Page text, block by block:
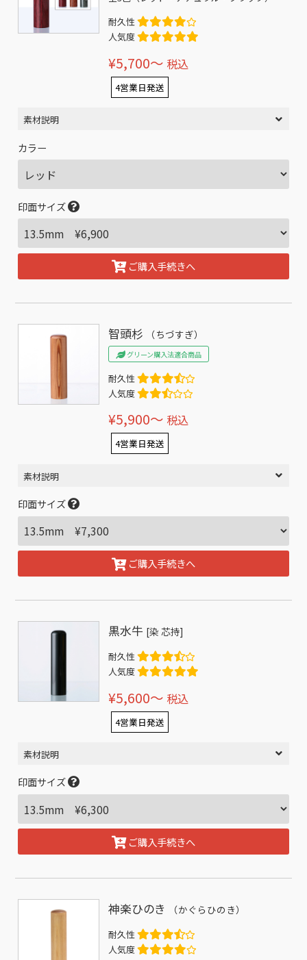
耐久性
人気度
¥5,700〜 税込
4営業日発送
素材説明
カラー
印面サイズ
ご購入手続きへ
智頭杉 （ちづすぎ）
グリーン購入法適合商品
耐久性
人気度
¥5,900〜 税込
4営業日発送
素材説明
印面サイズ
ご購入手続きへ
黒水牛 [染 芯持]
耐久性
人気度
¥5,600〜 税込
4営業日発送
素材説明
印面サイズ
ご購入手続きへ
神楽ひのき （かぐらひのき）
耐久性
人気度